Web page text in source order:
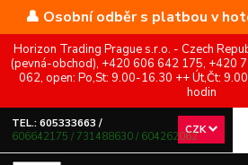
👤 Osobní odběr s platbou v
Horizon Trading Prague s.r.o. - Czech
(pevná-obchod), +420 606 642 175, +420
062, open: Po,St: 9.00-16.30 ++ Út,Čt:
hodin
CZK
TEL.: 605333663 /
606642175 / 731488630 / 604262062